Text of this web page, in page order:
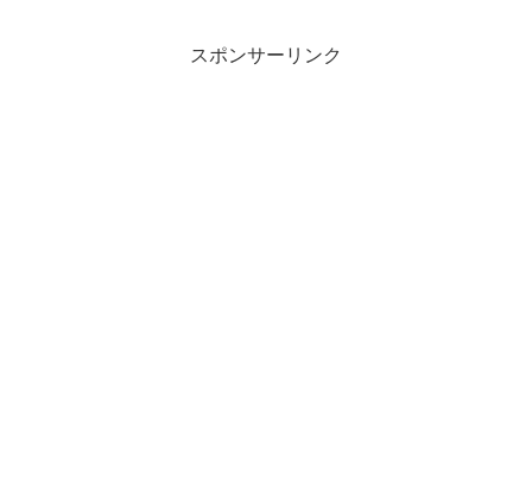
スポンサーリンク